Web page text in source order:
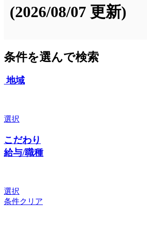
(2026/08/07 更新)
条件を選んで検索
地域
選択
こだわり
給与/職種
選択
条件クリア